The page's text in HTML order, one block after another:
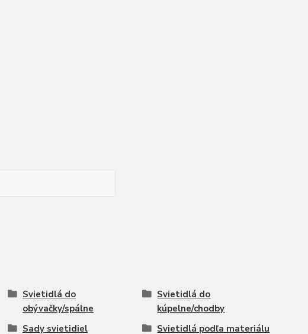
Svietidlá do
obývačky/spálne
Svietidlá do
kúpelne/chodby
Sady svietidiel
Svietidlá podľa materiálu